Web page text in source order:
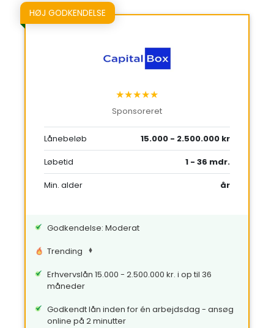
HØJ GODKENDELSE
★★★★★
Sponsoreret
Lånebeløb
15.000 - 2.500.000 kr
Løbetid
1 - 36 mdr.
Min. alder
år
Godkendelse: Moderat
Trending
Erhvervslån 15.000 - 2.500.000 kr. i op til 36
måneder
Godkendt lån inden for én arbejdsdag - ansøg
online på 2 minutter